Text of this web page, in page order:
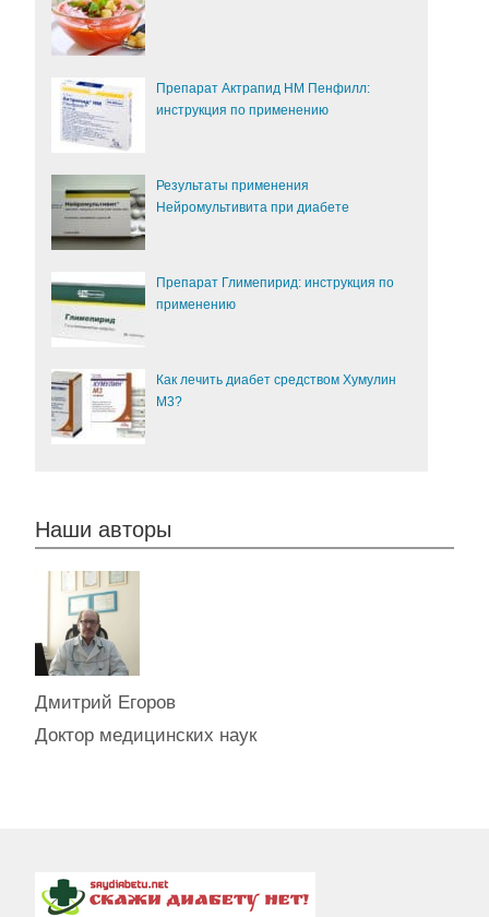
Препарат Актрапид НМ Пенфилл:
инструкция по применению
Результаты применения
Нейромультивита при диабете
Препарат Глимепирид: инструкция по
применению
Как лечить диабет средством Хумулин
М3?
Наши авторы
Дмитрий Егоров
Доктор медицинских наук